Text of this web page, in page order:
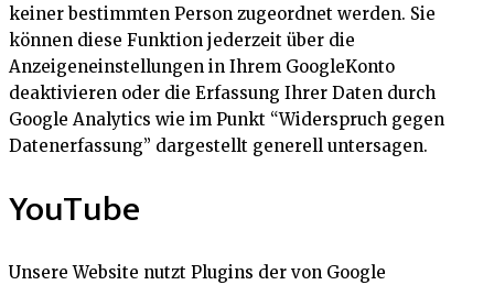
keiner bestimmten Person zugeordnet werden. Sie
können diese Funktion jederzeit über die
Anzeigeneinstellungen in Ihrem GoogleKonto
deaktivieren oder die Erfassung Ihrer Daten durch
Google Analytics wie im Punkt “Widerspruch gegen
Datenerfassung” dargestellt generell untersagen.
YouTube
Unsere Website nutzt Plugins der von Google